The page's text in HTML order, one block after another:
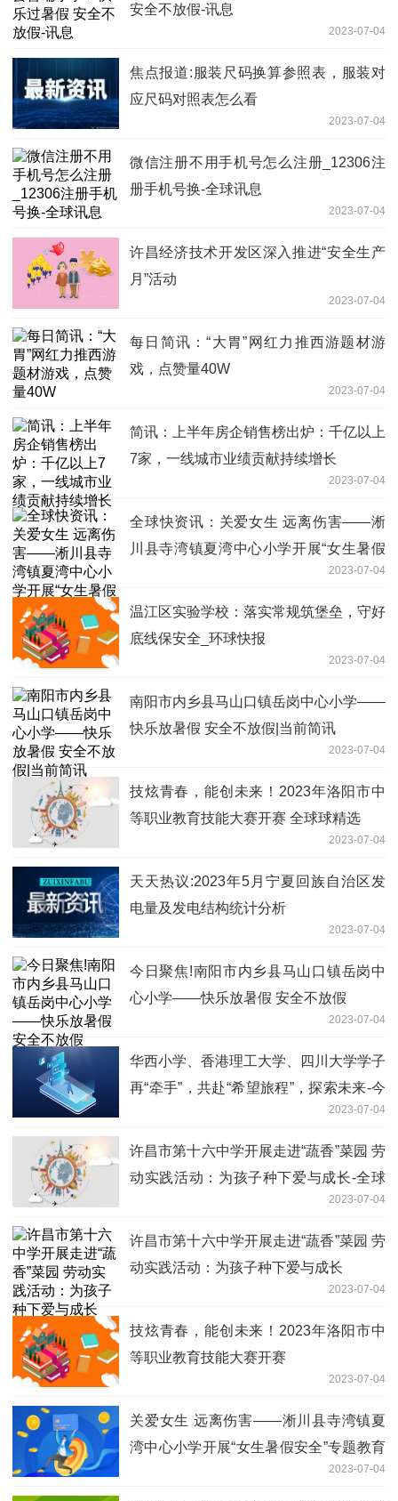
安全不放假-讯息
2023-07-04
焦点报道:服装尺码换算参照表，服装对
应尺码对照表怎么看
2023-07-04
微信注册不用手机号怎么注册_12306注
册手机号换-全球讯息
2023-07-04
许昌经济技术开发区深入推进“安全生产
月”活动
2023-07-04
每日简讯：“大胃”网红力推西游题材游
戏，点赞量40W
2023-07-04
简讯：上半年房企销售榜出炉：千亿以上
7家，一线城市业绩贡献持续增长
2023-07-04
全球快资讯：关爱女生 远离伤害——淅
川县寺湾镇夏湾中心小学开展“女生暑假
2023-07-04
温江区实验学校：落实常规筑堡垒，守好
底线保安全_环球快报
2023-07-04
南阳市内乡县马山口镇岳岗中心小学——
快乐放暑假 安全不放假|当前简讯
2023-07-04
技炫青春，能创未来！2023年洛阳市中
等职业教育技能大赛开赛 全球球精选
2023-07-04
天天热议:2023年5月宁夏回族自治区发
电量及发电结构统计分析
2023-07-04
今日聚焦!南阳市内乡县马山口镇岳岗中
心小学——快乐放暑假 安全不放假
2023-07-04
华西小学、香港理工大学、四川大学学子
再“牵手”，共赴“希望旅程”，探索未来-今
2023-07-04
许昌市第十六中学开展走进“蔬香”菜园 劳
动实践活动：为孩子种下爱与成长-全球
2023-07-04
许昌市第十六中学开展走进“蔬香”菜园 劳
动实践活动：为孩子种下爱与成长
2023-07-04
技炫青春，能创未来！2023年洛阳市中
等职业教育技能大赛开赛
2023-07-04
关爱女生 远离伤害——淅川县寺湾镇夏
湾中心小学开展“女生暑假安全”专题教育
2023-07-04